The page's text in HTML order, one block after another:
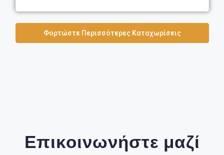
Φορτώστε Περισσότερες Καταχωρίσεις
Επικοινωνήστε μαζί